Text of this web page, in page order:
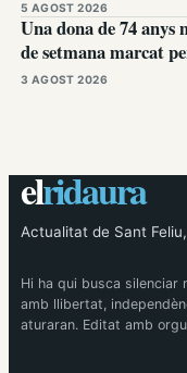
5 AGOST 2026
Una dona de 74 anys
de setmana marcat
3 AGOST 2026
elridaura
Actualitat de Sant
Hi ha qui busca silenciar
amb llibertat,
aturaran. Editat amb